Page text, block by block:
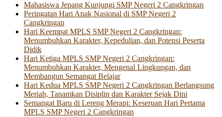
Mahasiswa Jepang Kunjungi SMP Negeri 2 Cangkringan
Peringatan Hari Anak Nasional di SMP Negeri 2
Cangkringan
Hari Keempat MPLS SMP Negeri 2 Cangkringan:
Menumbuhkan Karakter, Kepedulian, dan Potensi Peserta
Didik
Hari Ketiga MPLS SMP Negeri 2 Cangkringan:
Menumbuhkan Karakter, Mengenal Lingkungan, dan
Membangun Semangat Belajar
Hari Kedua MPLS SMP Negeri 2 Cangkringan Berlangsung
Meriah, Tanamkan Disiplin dan Karakter Sejak Dini
Semangat Baru di Lereng Merapi: Keseruan Hari Pertama
MPLS SMP Negeri 2 Cangkringan